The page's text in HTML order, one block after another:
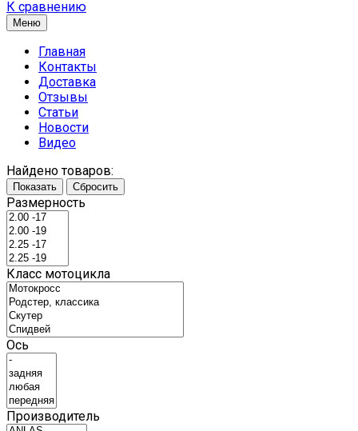
К сравнению
Меню
Главная
Контакты
Доставка
Отзывы
Статьи
Новости
Видео
Найдено товаров:
Показать Сбросить
Размерность
Класс мотоцикла
Ось
Производитель